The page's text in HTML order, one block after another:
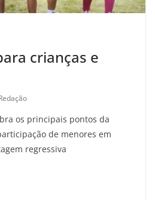
crianças e
os principais pontos da
de menores em
regressiva